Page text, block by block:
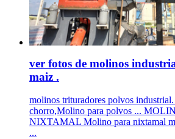
ver fotos de molinos
maiz .
molinos trituradores polvos
chorro,Molino para polvos ...
NIXTAMAL Molino para nixtamal
...